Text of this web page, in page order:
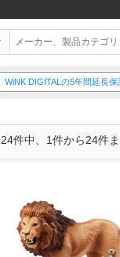
WiNK DIGITALの5年間延長
24件中、1件から24件